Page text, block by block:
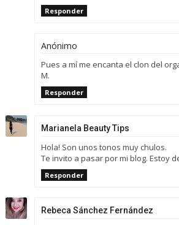
Responder
Anónimo
Pues a mí me encanta el clon del
M.
Responder
Marianela Beauty Tips
Hola! Son unos tonos muy chulos.
Te invito a pasar por mi blog. Estoy
Responder
Rebeca Sánchez Fernández